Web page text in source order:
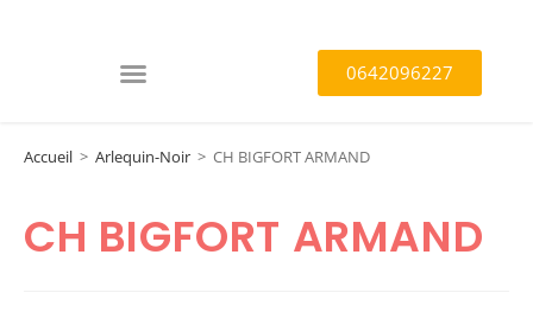
0642096227
Accueil > Arlequin-Noir > CH BIGFORT ARMAND
CH BIGFORT ARMAND